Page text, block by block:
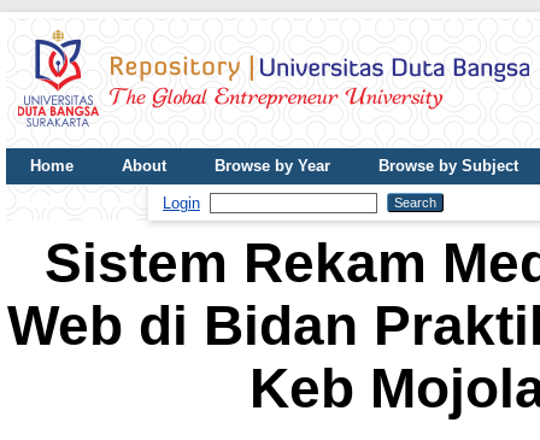
Home About Browse by Year
Browse by Subject
Login
Sistem Rekam
Web di Bidan
Keb